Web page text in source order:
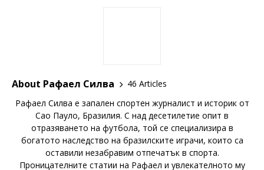
About Рафаел Силва
46 Articles
Рафаел Силва е запален спортен журналист и историк от
Сао Пауло, Бразилия. С над десетилетие опит в
отразяването на футбола, той се специализира в
богатото наследство на бразилските играчи, които са
оставили незабравим отпечатък в спорта.
Проницателните статии на Рафаел и увлекателното му